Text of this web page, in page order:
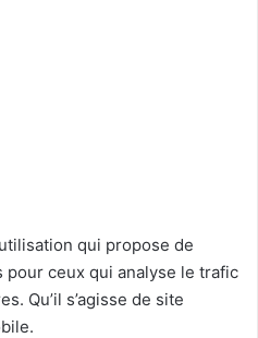
qui propose de
ceux qui analyse le trafic
Qu’il s’agisse de site